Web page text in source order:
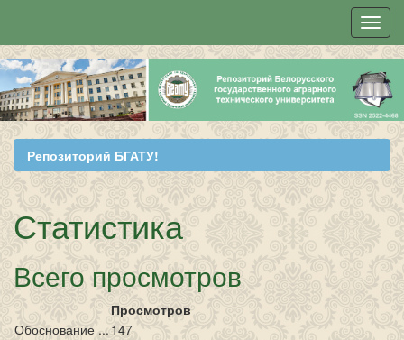
Skip
navigation
Репозиторий БГАТУ!
Статистика
Всего просмотров
Просмотров
Обоснование ... 147